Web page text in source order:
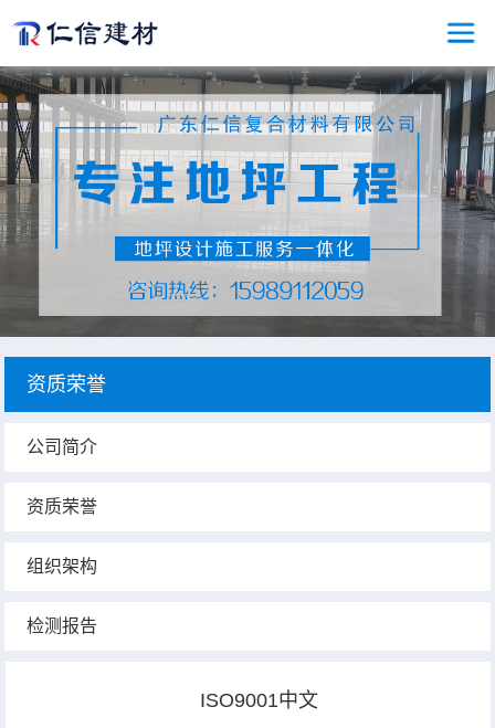
资质荣誉
公司简介
资质荣誉
组织架构
检测报告
ISO9001中文